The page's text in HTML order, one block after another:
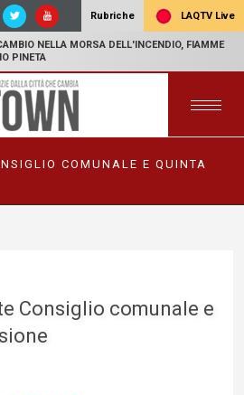
Rubriche LAQTV Live
NELLA MORSA DELL'INCENDIO, FIAMME
PINETA
COMUNALE E QUINTA
Consiglio comunale e